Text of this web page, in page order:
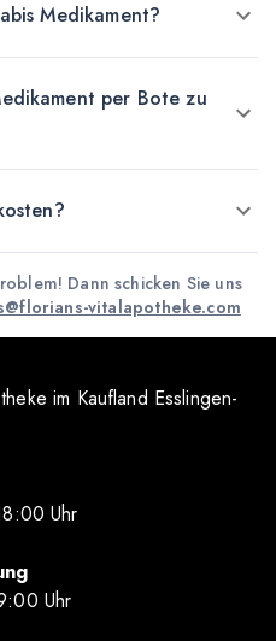
Medikament?
per Bote zu
Dann schicken Sie uns
vitalapotheke.com
im Kaufland Esslingen-
:00 Uhr
:00 Uhr